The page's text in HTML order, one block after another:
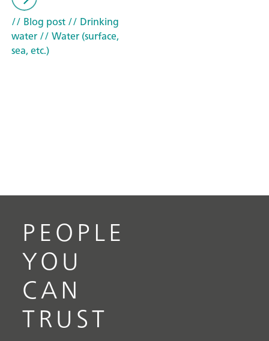
// Blog post// Drinking
water// Water (surface,
sea, etc.)
PEOPLE
YOU
CAN
TRUST